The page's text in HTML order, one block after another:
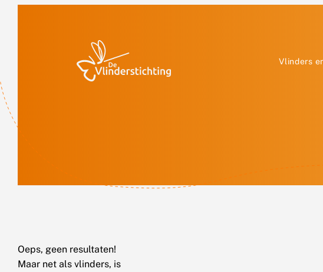
Vlinders
Oeps, geen resultaten!
Maar net als vlinders, is